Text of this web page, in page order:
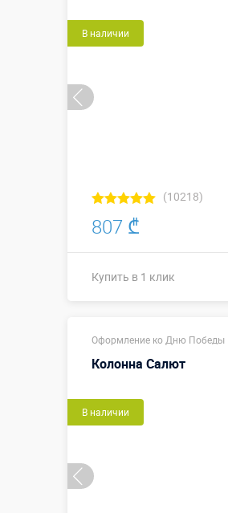
В наличии
(10218)
807 ₾
Купить в 1 клик
Оформление ко Дню Победы
Колонна Салют
В наличии